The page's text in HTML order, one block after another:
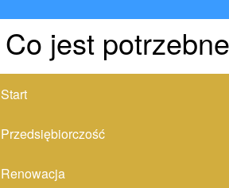
Co jest
Start
Przedsiębiorczość
Renowacja